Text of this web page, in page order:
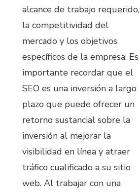
alcance de trabajo requerido,
la competitividad del
mercado y los objetivos
específicos de la empresa. Es
importante recordar que el
SEO es una inversión a largo
plazo que puede ofrecer un
retorno sustancial sobre la
inversión al mejorar la
visibilidad en línea y atraer
tráfico cualificado a su sitio
web. Al trabajar con una